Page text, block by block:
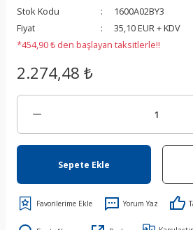
Stok Kodu
1600A02BY3
Fiyat
35,10 EUR + KDV
*454,90 ₺ den başlayan taksitlerle!!
2.274,48 ₺
Sepete Ekle
Yorum Yaz